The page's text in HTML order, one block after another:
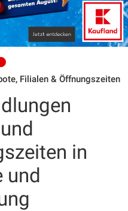
Filialen & Öffnungszeiten
in
und